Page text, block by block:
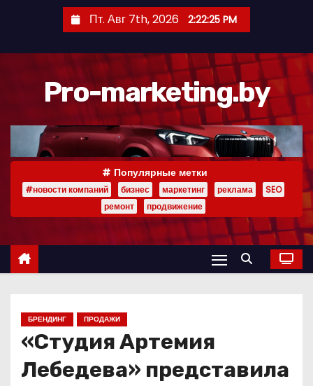
р
Пт. Авг 7th, 2026 2:22:26 PM
Pro-marketing.by
Популярные метки
#новости компаний бизнес маркетинг реклама
SEO
ремонт
продвижение
БРЕНДИНГ ПРОДАЖИ
«Студия Артемия
Лебедева» представила